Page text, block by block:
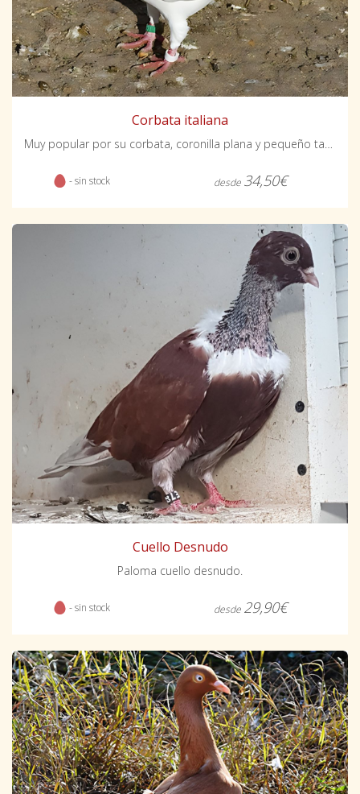
Corbata italiana
Muy popular por su corbata, coronilla plana y pequeño tamaño.
- sin stock desde 34,50€
Cuello Desnudo
Paloma cuello desnudo.
- sin stock desde 29,90€